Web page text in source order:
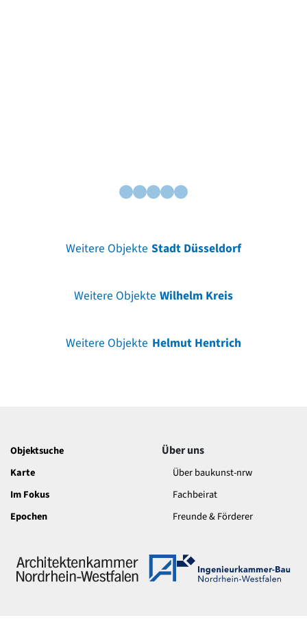
Weitere Objekte Stadt Düsseldorf
Weitere Objekte Wilhelm Kreis
Weitere Objekte Helmut Hentrich
Objektsuche
Karte
Im Fokus
Epochen
Über uns
Über baukunst-nrw
Fachbeirat
Freunde & Förderer